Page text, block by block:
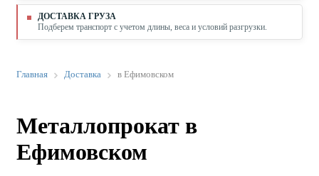
ДОСТАВКА ГРУЗА
Подберем транспорт с учетом длины, веса и условий разгрузки.
Главная Доставка в Ефимовском
Металлопрокат в
Ефимовском